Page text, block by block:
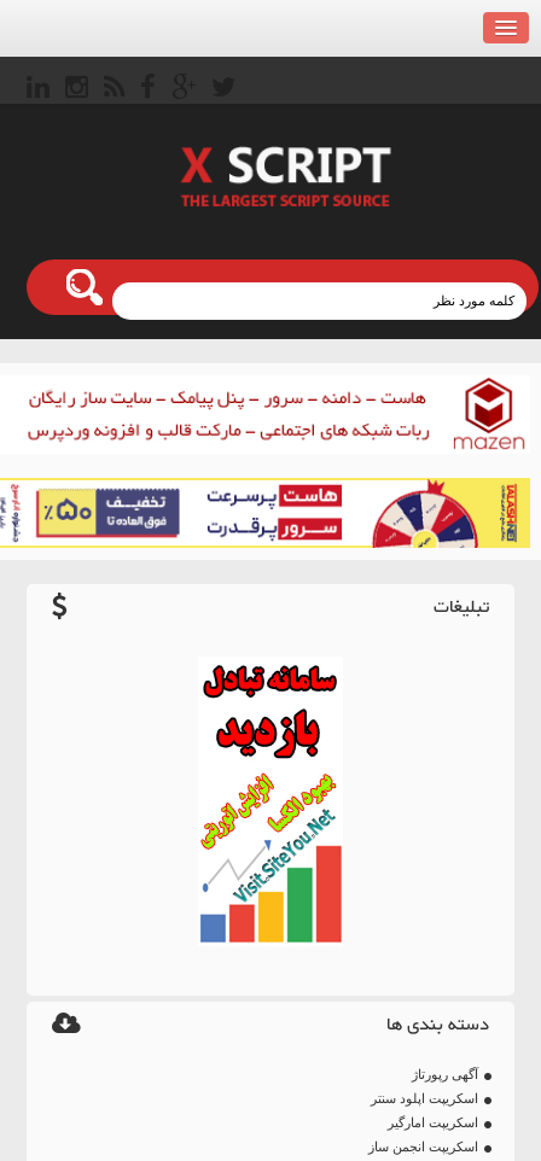
تبلیغات
دسته بندی ها
آگهی رپورتاژ
اسکریپت اپلود سنتر
اسکریپت امارگیر
اسکریپت انجمن ساز